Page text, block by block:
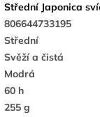
Střední Japonica
806644733195
Střední
Svěží a čistá
Modrá
60 h
255 g